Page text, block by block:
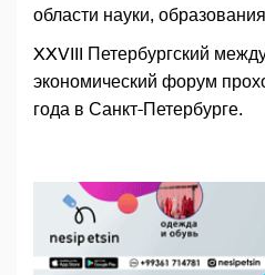
области науки,
XXVIII Петербургский
экономический форум
года в Санкт-Петербурге.